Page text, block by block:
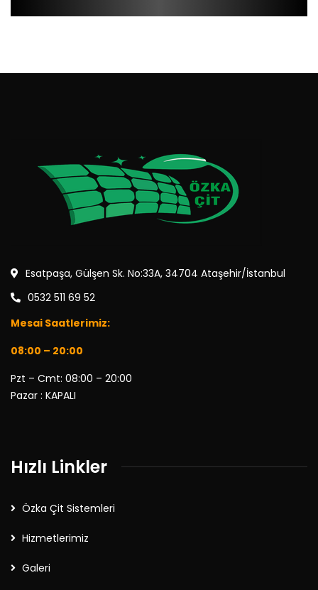
Esatpaşa, Gülşen Sk. No:33A, 34704 Ataşehir/İstanbul
0532 511 69 52
Mesai Saatlerimiz:
08:00 – 20:00
Pzt – Cmt: 08:00 – 20:00
Pazar : KAPALI
Hızlı Linkler
Özka Çit Sistemleri
Hizmetlerimiz
Galeri